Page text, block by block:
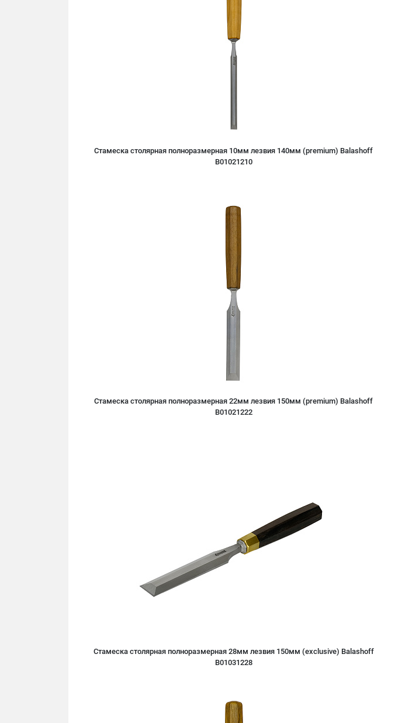
Стамеска столярная полноразмерная 10мм лезвия 140мм (premium) Balashoff
B01021210
Стамеска столярная полноразмерная 22мм лезвия 150мм (premium) Balashoff
B01021222
Стамеска столярная полноразмерная 28мм лезвия 150мм (exclusive) Balashoff
B01031228